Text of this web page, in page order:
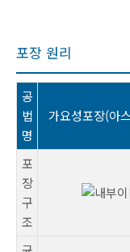
포장 원리
공
법
명
가요성포장(아
포
장
구
조